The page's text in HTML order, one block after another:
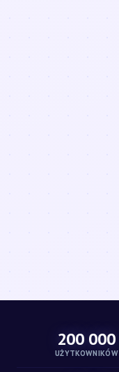
200 000
UŻYTKOWNIKÓW